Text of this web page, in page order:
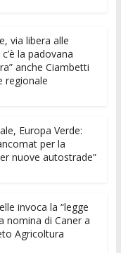
di
t
k
e
dI
n
di
vi
via libera alle
la padovana
anche Ciambetti
regionale
Europa Verde:
per la
nuove autostrade”
invoca la “legge
nomina di Caner a
Agricoltura